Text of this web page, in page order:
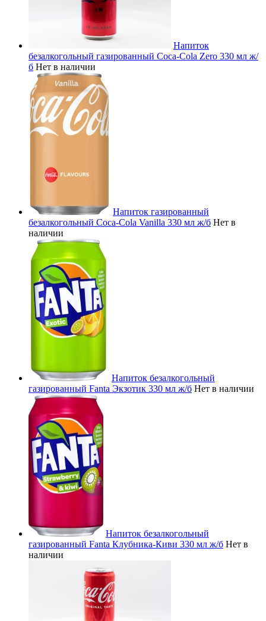
Напиток
безалкогольный газированный Coca-Cola Zero 330 мл ж/
б Нет в наличии
Напиток газированный
безалкогольный Coca-Cola Vanilla 330 мл ж/б Нет в
наличии
Напиток безалкогольный
газированный Fanta Экзотик 330 мл ж/б Нет в наличии
Напиток безалкогольный
газированный Fanta Клубника-Киви 330 мл ж/б Нет в
наличии